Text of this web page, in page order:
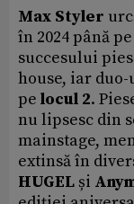
Max Styler
în 2024 până pe
succesului
house, iar duo-
pe locul 2.
nu lipsesc din
mainstage,
extinsă în
HUGEL și